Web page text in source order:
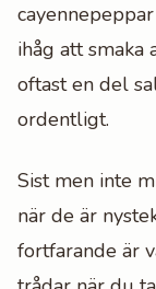
ihåg att smaka
oftast en del
ordentligt.
Sist men inte
när de är
fortfarande är